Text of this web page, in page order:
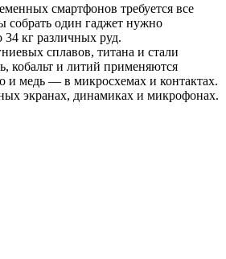
смартфонов требуется все
собрать один гаджет нужно
34 кг различных руд.
сплавов, титана и стали
кобальт и литий применяются
и медь — в микросхемах и контактах.
экранах, динамиках и микрофонах.